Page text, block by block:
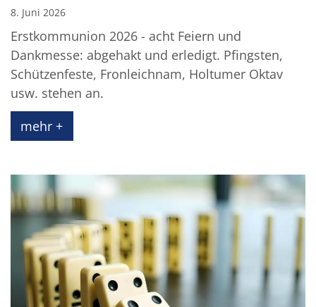
8. Juni 2026
Erstkommunion 2026 - acht Feiern und
Dankmesse: abgehakt und erledigt. Pfingsten,
Schützenfeste, Fronleichnam, Holtumer Oktav
usw. stehen an.
mehr +